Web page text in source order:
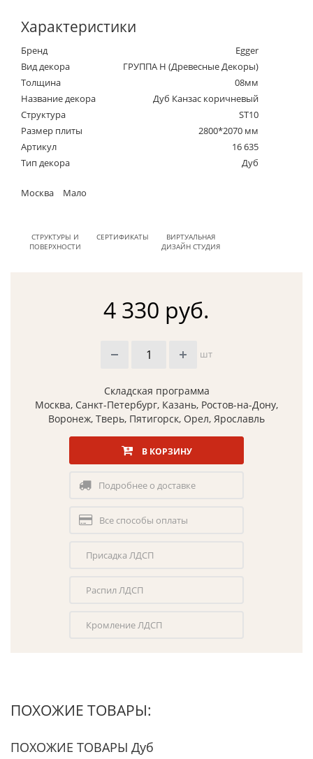
Характеристики
Бренд
Egger
Вид декора
ГРУППА Н (Древесные Декоры)
Толщина
08мм
Название декора
Дуб Канзас коричневый
Структура
ST10
Размер плиты
2800*2070 мм
Артикул
16 635
Тип декора
Дуб
Москва Мало
СТРУКТУРЫ И
ПОВЕРХНОСТИ
СЕРТИФИКАТЫ
ВИРТУАЛЬНАЯ
ДИЗАЙН СТУДИЯ
4 330 руб.
шт
Складская программа
Москва, Санкт-Петербург, Казань, Ростов-на-Дону,
Воронеж, Тверь, Пятигорск, Орел, Ярославль
В КОРЗИНУ
Подробнее о доставке
Все способы оплаты
Присадка ЛДСП
Распил ЛДСП
Кромление ЛДСП
ПОХОЖИЕ ТОВАРЫ:
ПОХОЖИЕ ТОВАРЫ Дуб